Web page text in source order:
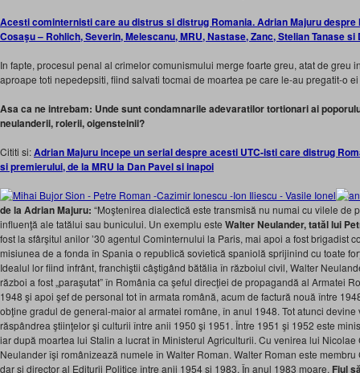
Acesti cominternisti care au distrus si distrug Romania. Adrian Majuru despre
Cosaşu – Rohlich, Severin, Melescanu, MRU, Nastase, Zanc, Stelian Tanase si
In fapte, procesul penal al crimelor comunismului merge foarte greu, atat de greu
aproape toti nepedepsiti, fiind salvati tocmai de moartea pe care le-au pregatit-o
Asa ca ne intrebam: Unde sunt condamnarile adevaratilor tortionari ai
neulanderii, rolerii, oigensteinii?
Cititi si:Adrian Majuru incepe un serial despre acesti UTC-isti care distrug
si premierului, de la MRU la Dan Pavel si inapoi
de la Adrian Majuru: “Moştenirea dialectică este transmisă nu numai cu vilele de
influenţă ale tatălui sau bunicului. Un exemplu este Walter Neulander, tatăl lui
fost la sfârşitul anilor ’30 agentul Cominternului la Paris, mai apoi a fost brigadist
misiunea de a fonda în Spania o republică sovietică spaniolă sprijinind cu toate
Idealul lor fiind înfrânt, franchiştii câştigând bătălia în războiul civil, Walter
război a fost „paraşutat” în România ca şeful direcţiei de propagandă al Armatei
1948 şi apoi şef de personal tot în armata română, acum de factură nouă între
obţine gradul de general-maior al armatei române, în anul 1948. Tot atunci
răspândrea ştiinţelor şi culturii între anii 1950 şi 1951. Între 1951 şi 1952 este
iar după moartea lui Stalin a lucrat în Ministerul Agriculturii. Cu venirea lui
Neulander îşi românizează numele în Walter Roman. Walter Roman este
dar şi director al Editurii Politice între anii 1954 şi 1983. În anul 1983 moare. Fiul